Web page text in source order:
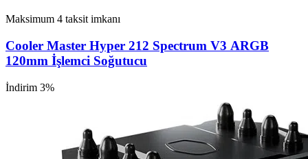
Maksimum 4 taksit imkanı
Cooler Master Hyper 212 Spectrum V3 ARGB
120mm İşlemci Soğutucu
İndirim 3%